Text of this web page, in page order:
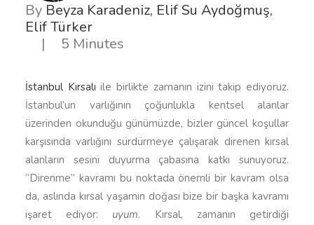
By Beyza Karadeniz, Elif Su Aydoğmuş,
Elif Türker
|
5 Minutes
İstanbul Kırsalı ile birlikte zamanın izini takip ediyoruz.
İstanbul’un varlığının çoğunlukla kentsel alanlar
üzerinden okunduğu günümüzde, bizler güncel koşullar
karşısında varlığını sürdürmeye çalışarak direnen kırsal
alanların sesini duyurma çabasına katkı sunuyoruz.
“Direnme” kavramı bu noktada önemli bir kavram olsa
da, aslında kırsal yaşamın doğası bize bir başka kavramı
işaret ediyor: uyum. Kırsal, zamanın getirdiği